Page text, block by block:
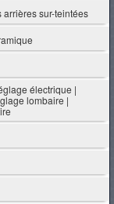
arrières sur-teintées
électrique |
lombaire |